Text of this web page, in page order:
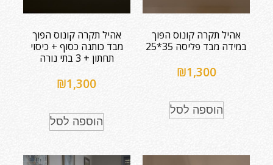
אהיל תקרה קונוס הפוך
במידה מבד פליסה 35*25
₪1,300
הוספה לסל
אהיל תקרה קונוס הפוך
מבד כותנה כסוף + כיסוי
תחתון + 3 בתי נורה
₪1,300
הוספה לסל